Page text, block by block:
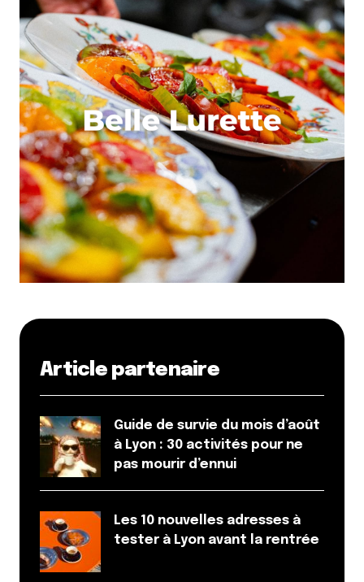
Article partenaire
Guide de survie du mois d’août
à Lyon : 30 activités pour ne
pas mourir d’ennui
Les 10 nouvelles adresses à
tester à Lyon avant la rentrée